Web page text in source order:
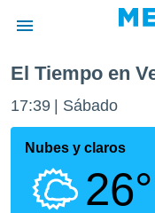
de
por
que se
calidad.
El Tiempo en
17:39 Sábado
Nubes y claros
26°